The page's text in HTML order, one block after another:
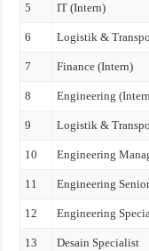
5 IT (Intern)
6 Logistik &
7 Finance (Intern)
8 Engineering
9 Logistik &
10 Engineering
11 Engineering
12 Engineering
13 Desain Specialist